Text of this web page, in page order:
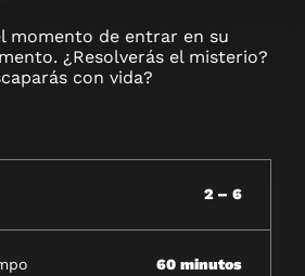
momento de entrar en su
¿Resolverás el misterio?
con vida?
2 – 6
60 minutos